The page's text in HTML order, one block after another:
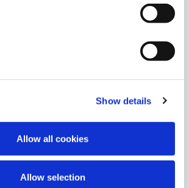
Show details
Allow all cookies
Allow selection